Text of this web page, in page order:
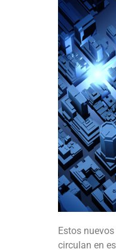
Estos
circulan en